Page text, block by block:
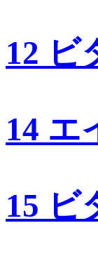
12 ビ
14 エ
15 ビ